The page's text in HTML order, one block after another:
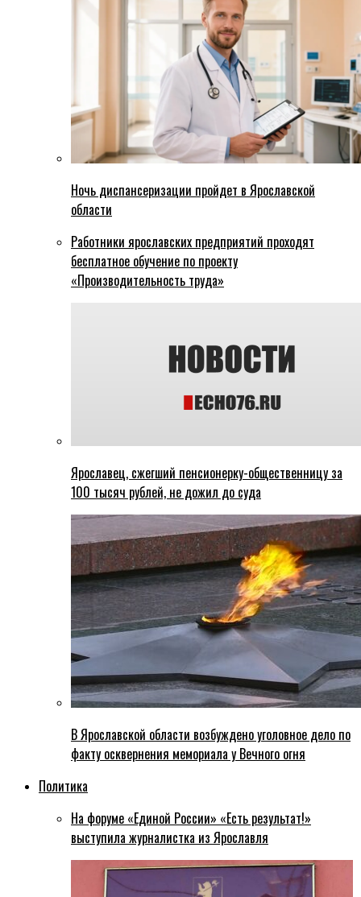
Ночь диспансеризации пройдет в Ярославской
области
Работники ярославских предприятий проходят
бесплатное обучение по проекту
«Производительность труда»
Ярославец, сжегший пенсионерку-общественницу за
100 тысяч рублей, не дожил до суда
В Ярославской области возбуждено уголовное дело по
факту осквернения мемориала у Вечного огня
Политика
На форуме «Единой России» «Есть результат!»
выступила журналистка из Ярославля